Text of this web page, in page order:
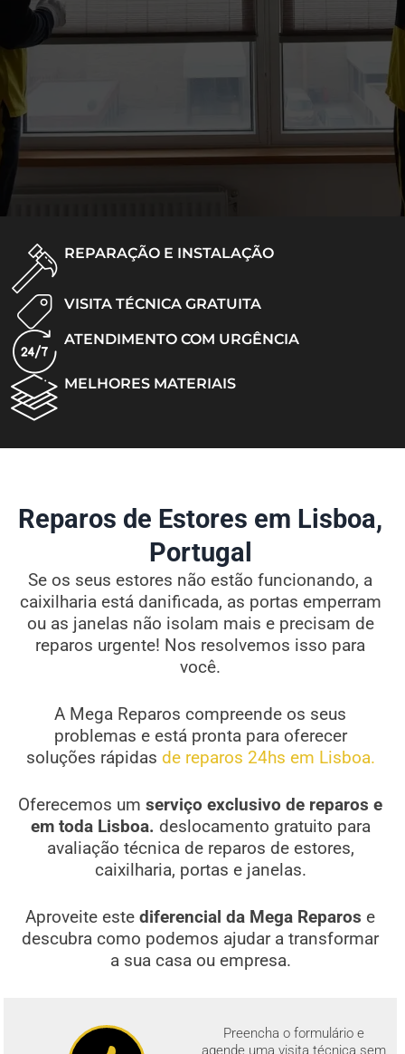
REPARAÇÃO E INSTALAÇÃO
VISITA TÉCNICA GRATUITA
ATENDIMENTO COM URGÊNCIA
MELHORES MATERIAIS
Reparos de Estores em Lisboa,
Portugal
Se os seus estores não estão funcionando, a
caixilharia está danificada, as portas emperram
ou as janelas não isolam mais e precisam de
reparos urgente! Nos resolvemos isso para
você.
A Mega Reparos compreende os seus
problemas e está pronta para oferecer
soluções rápidas de reparos 24hs em Lisboa.
Oferecemos um serviço exclusivo de reparos e
em toda Lisboa. deslocamento gratuito para
avaliação técnica de reparos de estores,
caixilharia, portas e janelas.
Aproveite estediferencial da Mega Reparos e
descubra como podemos ajudar a transformar
a sua casa ou empresa.
Preencha o formulário e
agende uma visita técnica sem